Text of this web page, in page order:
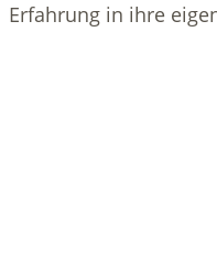
Erfahrung in ihre